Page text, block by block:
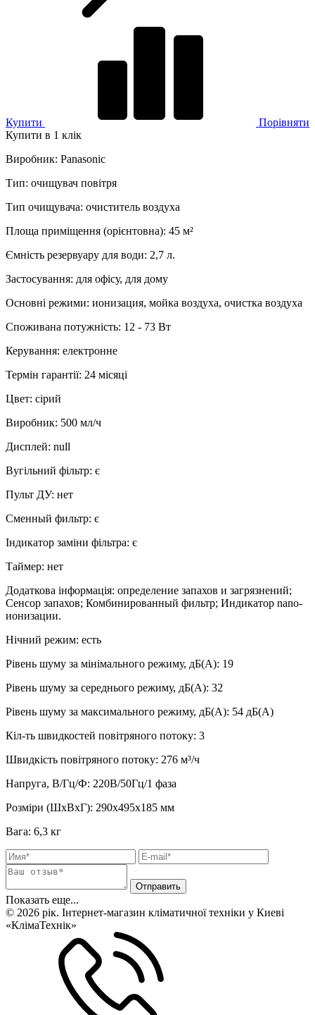
Купити
Порівняти
Купити в 1 клік
Виробник: Panasonic
Тип: очищувач повітря
Тип очищувача: очиститель воздуха
Площа приміщення (орієнтовна): 45 м²
Ємність резервуару для води: 2,7 л.
Застосування: для офісу, для дому
Основні режими: ионизация, мойка воздуха, очистка воздуха
Споживана потужність: 12 - 73 Вт
Керування: електронне
Термін гарантії: 24 місяці
Цвет: сірий
Виробник: 500 мл/ч
Дисплей: null
Вугільний фільтр: є
Пульт ДУ: нет
Сменный фильтр: є
Індикатор заміни фільтра: є
Таймер: нет
Додаткова інформація: определение запахов и загрязнений;
Сенсор запахов; Комбинированный фильтр; Индикатор nano-
ионизации.
Нічний режим: есть
Рівень шуму за мінімального режиму, дБ(А): 19
Рівень шуму за середнього режиму, дБ(А): 32
Рівень шуму за максимального режиму, дБ(А): 54 дБ(А)
Кіл-ть швидкостей повітряного потоку: 3
Швидкість повітряного потоку: 276 м³/ч
Напруга, В/Гц/Ф: 220В/50Гц/1 фаза
Розміри (ШхВхГ): 290х495х185 мм
Вага: 6,3 кг
Показать еще...
© 2026 рік. Інтернет-магазин кліматичної техніки у Киеві
«КлімаТехнік»